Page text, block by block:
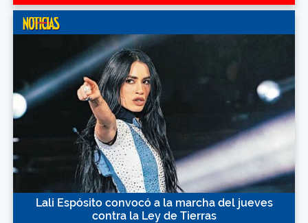
Lali Espósito convocó a la marcha del jueves
contra la Ley de Tierras